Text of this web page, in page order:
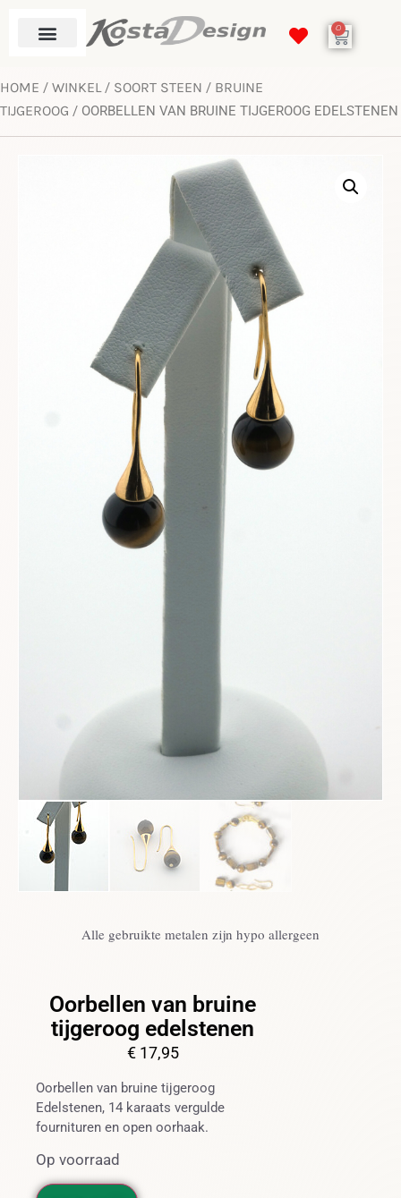
0
HOME / WINKEL/ SOORT STEEN / BRUINE
TIJGEROOG / OORBELLEN VAN BRUINE TIJGEROOG EDELSTENEN
Alle gebruikte metalen zijn hypo allergeen
Oorbellen van bruine
tijgeroog edelstenen
€17,95
Oorbellen van bruine tijgeroog
Edelstenen, 14 karaats vergulde
fournituren en open oorhaak.
Op voorraad